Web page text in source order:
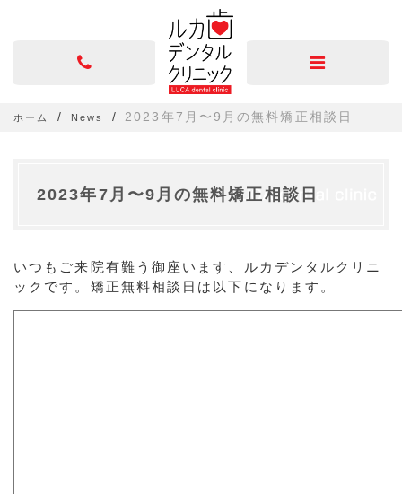
ホーム News 2023年7月〜9月の無料矯正相談日
2023年7月〜9月の無料矯正相談日
いつもご来院有難う御座います、ルカデンタルクリニ
ックです。矯正無料相談日は以下になります。